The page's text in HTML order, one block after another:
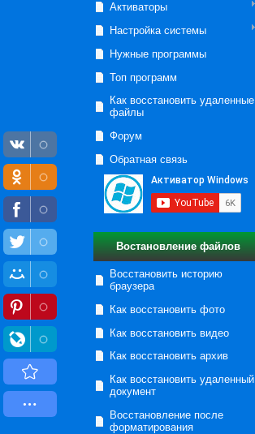
Активаторы
Настройка системы
Нужные программы
Топ программ
Как восстановить удаленные
файлы
Форум
Обратная связь
Востановление файлов
Восстановить историю
браузера
Как восстановить фото
Как восстановить видео
Как восстановить архив
Как восстановить удаленный
документ
Восстановление после
форматирования